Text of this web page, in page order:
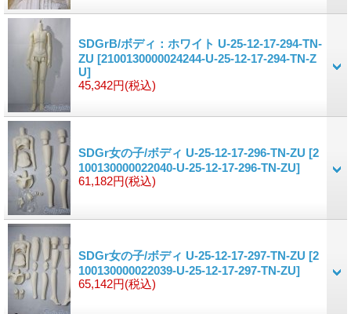
SDGrB/ボディ：ホワイト U-25-12-17-294-TN-
ZU [2100130000024244-U-25-12-17-294-TN-Z
U]
45,342円(税込)
SDGr女の子/ボディ U-25-12-17-296-TN-ZU [2
100130000022040-U-25-12-17-296-TN-ZU]
61,182円(税込)
SDGr女の子/ボディ U-25-12-17-297-TN-ZU [2
100130000022039-U-25-12-17-297-TN-ZU]
65,142円(税込)